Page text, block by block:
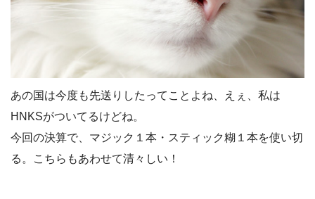
あの国は今度も先送りしたってことよね、えぇ、私は
HNKSがついてるけどね。
今回の決算で、マジック１本・スティック糊１本を使い切
る。こちらもあわせて清々しい！